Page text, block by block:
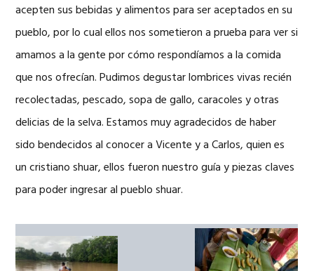
acepten sus bebidas y alimentos para ser aceptados en su
pueblo, por lo cual ellos nos sometieron a prueba para ver si
amamos a la gente por cómo respondíamos a la comida
que nos ofrecían. Pudimos degustar lombrices vivas recién
recolectadas, pescado, sopa de gallo, caracoles y otras
delicias de la selva. Estamos muy agradecidos de haber
sido bendecidos al conocer a Vicente y a Carlos, quien es
un cristiano shuar, ellos fueron nuestro guía y piezas claves
para poder ingresar al pueblo shuar.